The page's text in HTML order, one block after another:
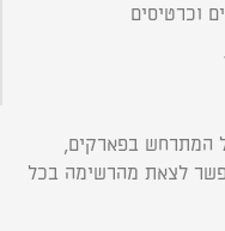
וכרטיסים
המתרחש בפארקים,
לצאת מהרשימה בכל